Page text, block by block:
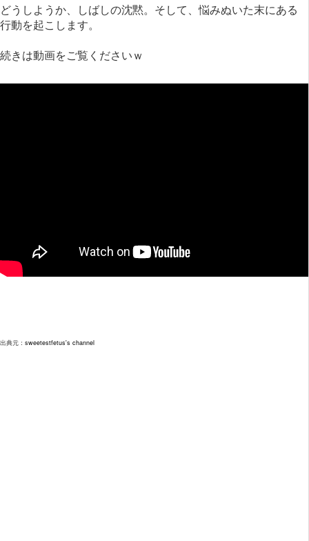
どうしようか、しばしの沈黙。そして、悩みぬいた末にある
行動を起こします。
続きは動画をご覧くださいｗ
出典元： sweetestfetus's channel